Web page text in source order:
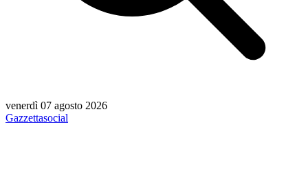
venerdì 07 agosto 2026
Gazzettasocial